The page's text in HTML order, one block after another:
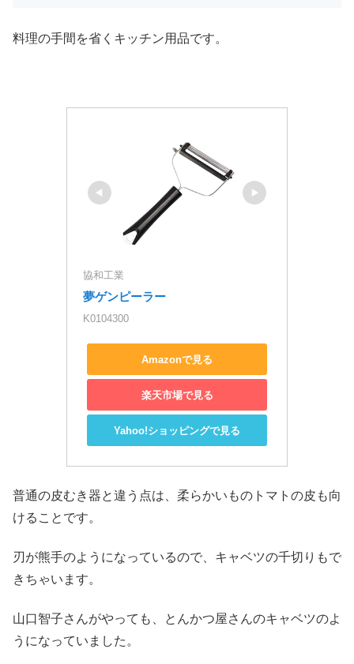
料理の手間を省くキッチン用品です。
協和工業
夢ゲンピーラー
K0104300
Amazonで見る
楽天市場で見る
Yahoo!ショッピングで見る
普通の皮むき器と違う点は、柔らかいものトマトの皮も向
けることです。
刃が熊手のようになっているので、キャベツの千切りもで
きちゃいます。
山口智子さんがやっても、とんかつ屋さんのキャベツのよ
うになっていました。